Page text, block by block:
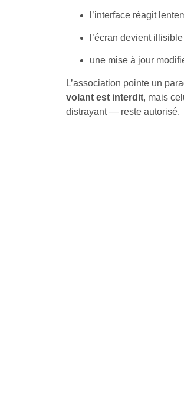
l’interface réagit
l’écran devient
une mise à jour
L’association pointe un
volant est interdit, mais
distrayant — reste autorisé.